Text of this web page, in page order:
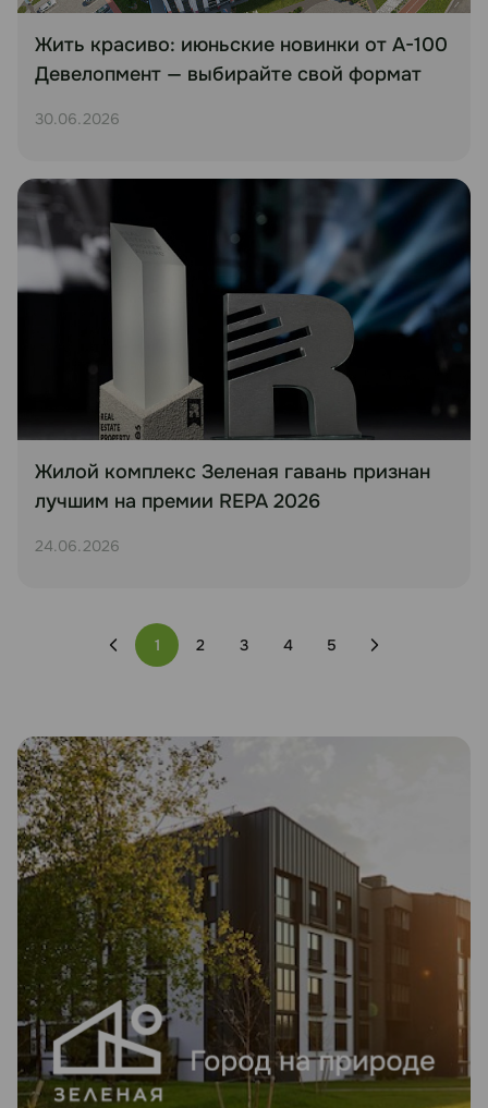
Жить красиво: июньские новинки от А-100
Девелопмент — выбирайте свой формат
30.06.2026
Жилой комплекс Зеленая гавань признан
лучшим на премии REPA 2026
24.06.2026
1 2 3 4 5